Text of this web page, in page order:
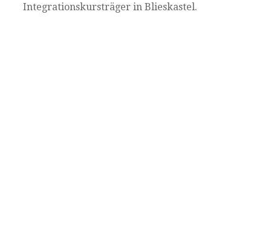
Integrationskursträger in Blieskastel.